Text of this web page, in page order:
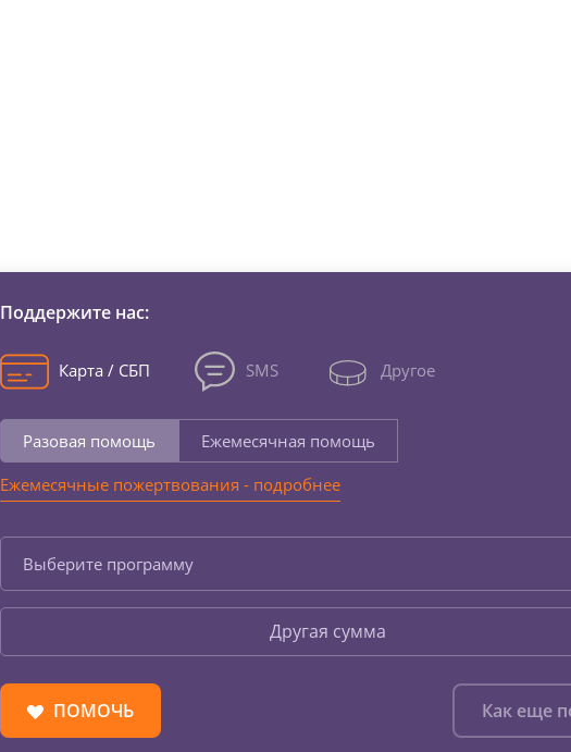
Поддержите нас:
Карта / СБП SMS Другое
Разовая помощь
Ежемесячная помощь
Ежемесячные пожертвования - подробнее
Выберите программу
Другая сумма
ПОМОЧЬ Как еще